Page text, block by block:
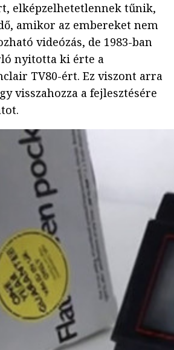
elképzelhetetlennek tűnik,
amikor az embereket nem
videózás, de 1983-ban
nyitotta ki érte a
TV80-ért. Ez viszont arra
visszahozza a fejlesztésére